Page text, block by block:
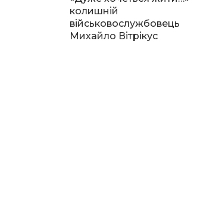
колишній
військовослужбовець
Михайло Вітрікус